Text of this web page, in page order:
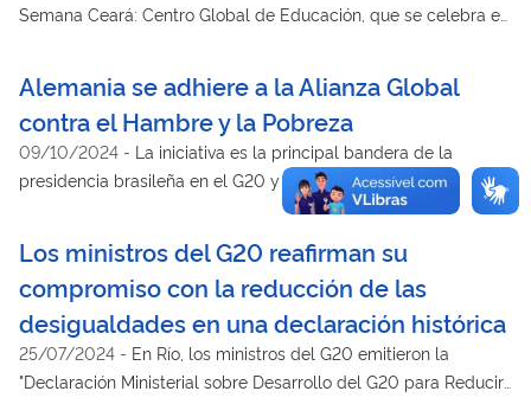
Semana Ceará: Centro Global de Educación, que se celebra en
Alemania se adhiere a la Alianza Global
contra el Hambre y la Pobreza
09/10/2024 - La iniciativa es la principal bandera de la
presidencia brasileña en el G20 y tiene como objetivo
establecer la unión internacional para obtener recursos y
Los ministros del G20 reafirman su
compromiso con la reducción de las
desigualdades en una declaración histórica
25/07/2024 - En Río, los ministros del G20 emitieron la
"Declaración Ministerial sobre Desarrollo del G20 para Reducir